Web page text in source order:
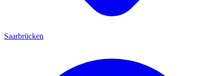
Saarbrücken